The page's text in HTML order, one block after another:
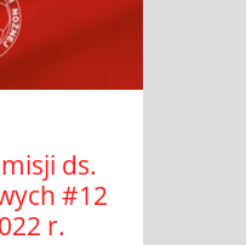
ds.
#12
r.